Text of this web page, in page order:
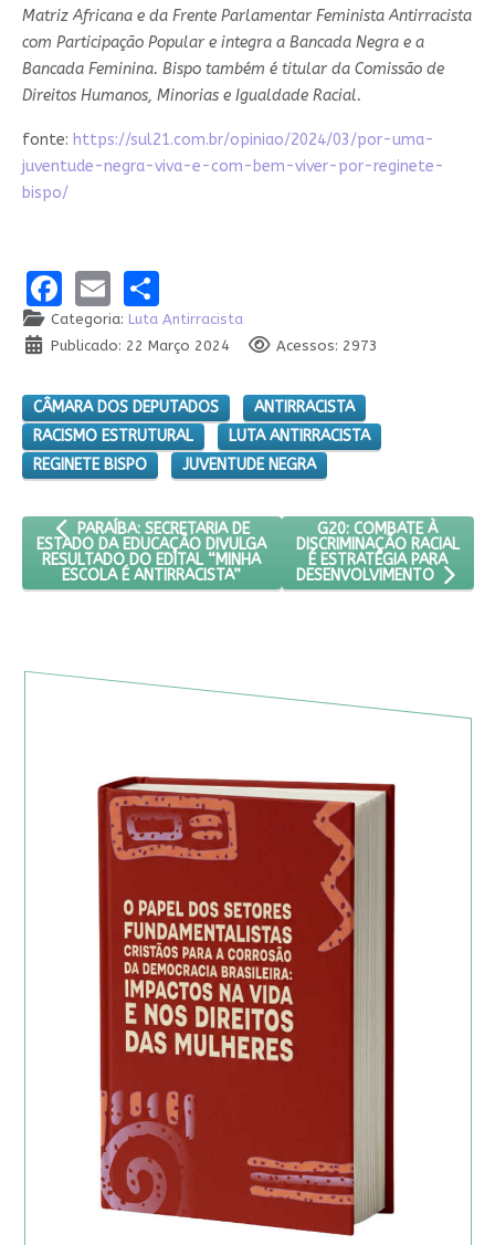
Matriz Africana e da Frente Parlamentar Feminista Antirracista
com Participação Popular e integra a Bancada Negra e a
Bancada Feminina. Bispo também é titular da Comissão de
Direitos Humanos, Minorias e Igualdade Racial.
fonte: https://sul21.com.br/opiniao/2024/03/por-uma-
juventude-negra-viva-e-com-bem-viver-por-reginete-
bispo/
Facebook
EmailShare
Categoria: Luta Antirracista
Publicado: 22 Março 2024
Acessos: 2973
CÂMARA DOS DEPUTADOS
ANTIRRACISTA
RACISMO ESTRUTURAL
LUTA ANTIRRACISTA
REGINETE BISPO
JUVENTUDE NEGRA
ARTIGO ANTERIOR: PARAÍBA: SECRETARIA DE ESTADO DA
PARAÍBA: SECRETARIA DE
ESTADO DA EDUCAÇÃO DIVULGA
RESULTADO DO EDITAL “MINHA
ESCOLA É ANTIRRACISTA”
PRÓXIMO ARTIGO: G20:
G20: COMBATE À
DISCRIMINAÇÃO RACIAL
É ESTRATÉGIA PARA
DESENVOLVIMENTO